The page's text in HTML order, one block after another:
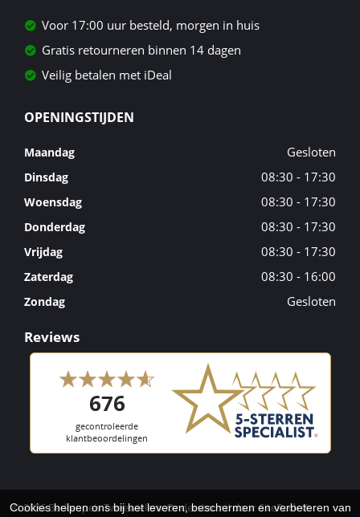
Voor 17:00 uur besteld, morgen in huis
Gratis retourneren binnen 14 dagen
Veilig betalen met iDeal
OPENINGSTIJDEN
Maandag Gesloten
Dinsdag 08:30 - 17:30
Woensdag 08:30 - 17:30
Donderdag 08:30 - 17:30
Vrijdag 08:30 - 17:30
Zaterdag 08:30 - 16:00
Zondag Gesloten
Reviews
© 2026 Berkenpeis Tweewielers. Ondersteund doorSitePack ®
Cookies helpen ons bij het leveren, beschermen en verbeteren van